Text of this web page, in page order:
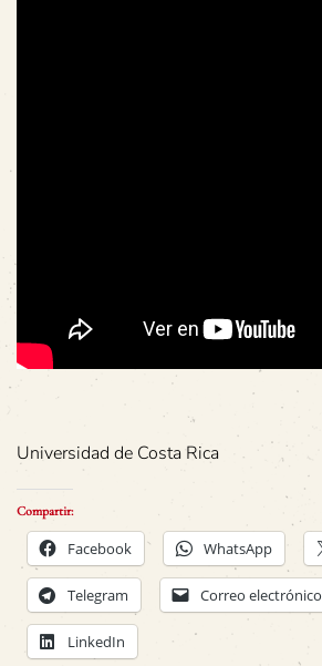
Universidad de Costa Rica
Compartir:
Facebook WhatsApp
Telegram Correo electrónico
LinkedIn